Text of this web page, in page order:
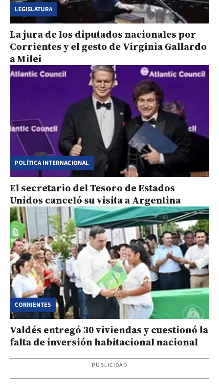
LEGISLATURA
La jura de los diputados nacionales por
Corrientes y el gesto de Virginia Gallardo
a Milei
POLÍTICA INTERNACIONAL
El secretario del Tesoro de Estados
Unidos canceló su visita a Argentina
CORRIENTES
Valdés entregó 30 viviendas y cuestionó la
falta de inversión habitacional nacional
PUBLICIDAD